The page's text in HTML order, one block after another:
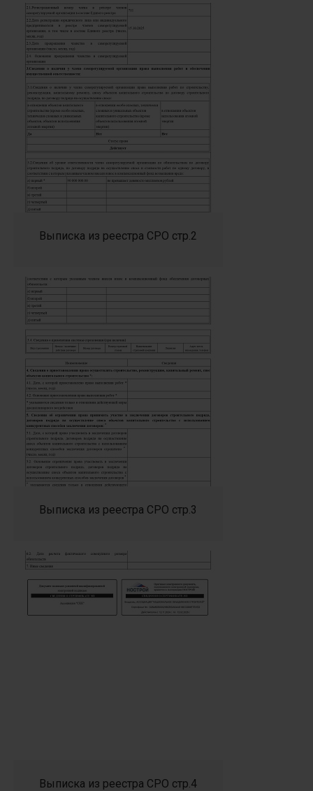
Выписка из реестра СРО стр.2
Выписка из реестра СРО стр.3
Выписка из реестра СРО стр.4